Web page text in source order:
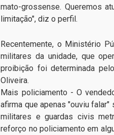
mato-grossense. Queremos
limitação", diz o perfil.
Recentemente, o Ministério
militares da unidade, que
proibição foi determinada
Oliveira.
Mais policiamento - O
afirma que apenas "ouviu
militares e guardas civis
reforço no policiamento em